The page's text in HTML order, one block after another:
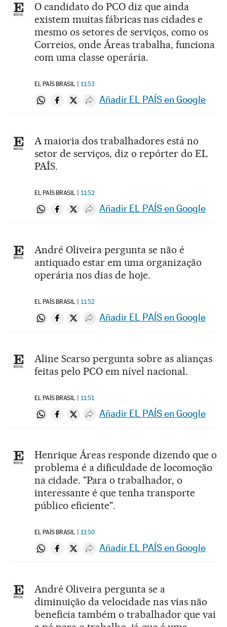
O candidato do PCO diz que ainda
existem muitas fábricas nas cidades e
mesmo os setores de serviços, como os
Correios, onde Áreas trabalha, funciona
com uma classe operária.
EL PAÍS BRASIL 11:53
Compartir en Whatsapp
Compartir en Facebook
Compartir en Twitter
Desplegar Redes Sociales
Añadir EL PAÍS en Google
A maioria dos trabalhadores está no
setor de serviços, diz o repórter do EL
PAÍS.
EL PAÍS BRASIL 11:52
Compartir en Whatsapp
Compartir en Facebook
Compartir en Twitter
Desplegar Redes Sociales
Añadir EL PAÍS en Google
André Oliveira pergunta se não é
antiquado estar em uma organização
operária nos dias de hoje.
EL PAÍS BRASIL 11:52
Compartir en Whatsapp
Compartir en Facebook
Compartir en Twitter
Desplegar Redes Sociales
Añadir EL PAÍS en Google
Aline Scarso pergunta sobre as alianças
feitas pelo PCO em nível nacional.
EL PAÍS BRASIL 11:51
Compartir en Whatsapp
Compartir en Facebook
Compartir en Twitter
Desplegar Redes Sociales
Añadir EL PAÍS en Google
Henrique Áreas responde dizendo que o
problema é a dificuldade de locomoção
na cidade. "Para o trabalhador, o
interessante é que tenha transporte
público eficiente".
EL PAÍS BRASIL 11:50
Compartir en Whatsapp
Compartir en Facebook
Compartir en Twitter
Desplegar Redes Sociales
Añadir EL PAÍS en Google
André Oliveira pergunta se a
diminuição da velocidade nas vias não
beneficia também o trabalhador que vai